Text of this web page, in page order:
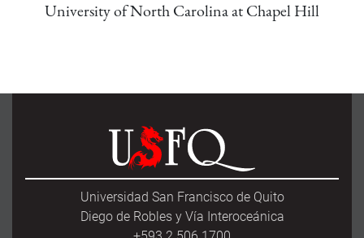
University of North Carolina at Chapel Hill
Universidad San Francisco de Quito
Diego de Robles y Vía Interoceánica